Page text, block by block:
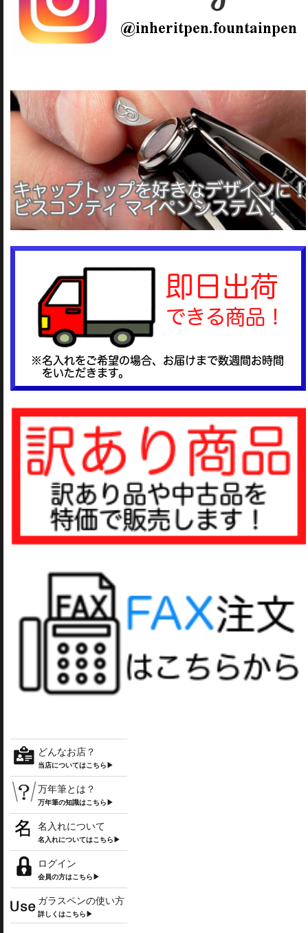
どんなお店？
当店についてはこちら▶
万年筆とは？
万年筆の知識はこちら▶
名入れについて
名入れについてはこちら▶
ログイン
会員の方はこちら▶
ガラスペンの使い方
詳しくはこちら▶